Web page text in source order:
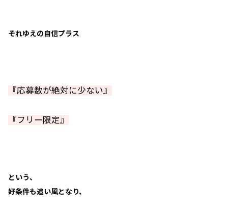
それゆえの自信プラス
『応募数が絶対に少ない』
『フリー限定』
という、
好条件も追い風となり、